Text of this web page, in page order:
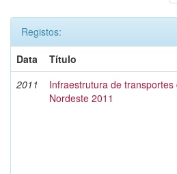
Registos:
Data
Título
2011
Infraestrutura de transportes
Nordeste 2011